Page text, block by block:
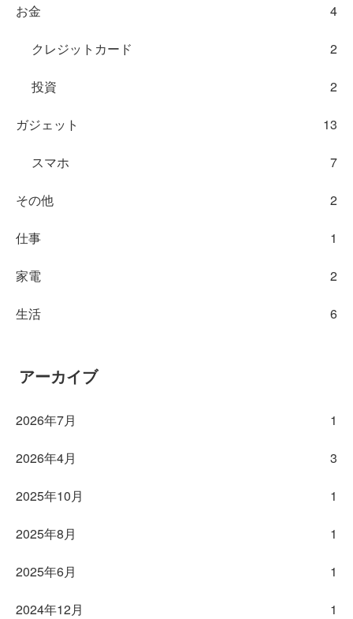
お金 4
クレジットカード 2
投資 2
ガジェット 13
スマホ 7
その他 2
仕事 1
家電 2
生活 6
アーカイブ
2026年7月 1
2026年4月 3
2025年10月 1
2025年8月 1
2025年6月 1
2024年12月 1